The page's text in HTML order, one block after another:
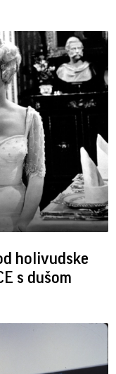
holivudske
s dušom